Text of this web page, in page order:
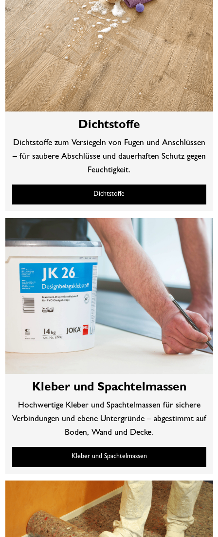
Dichtstoffe
Dichtstoffe zum Versiegeln von Fugen und Anschlüssen
– für saubere Abschlüsse und dauerhaften Schutz gegen
Feuchtigkeit.
Dichtstoffe
Kleber und Spachtelmassen
Hochwertige Kleber und Spachtelmassen für sichere
Verbindungen und ebene Untergründe – abgestimmt auf
Boden, Wand und Decke.
Kleber und Spachtelmassen